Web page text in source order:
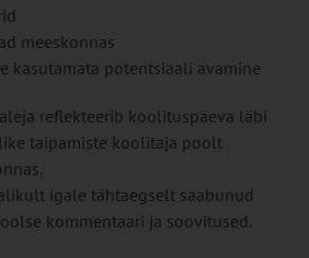
meeskonnas
kasutamata potentsiaali avamine
reflekteerib koolituspäeva läbi
taipamiste koolitaja poolt
igale tähtaegselt saabunud
kommentaari ja soovitused.